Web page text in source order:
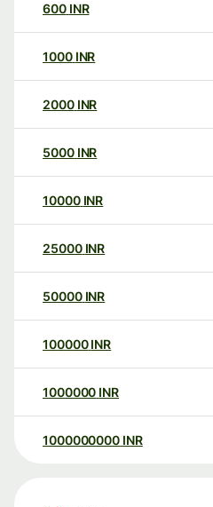
600 INR
1000 INR
2000 INR
5000 INR
10000 INR
25000 INR
50000 INR
100000 INR
1000000 INR
1000000000 INR